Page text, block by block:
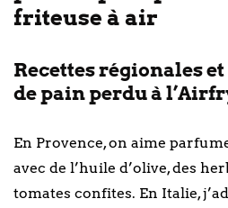
friteuse à air
Recettes régionales
de pain perdu à
En Provence, on aime
avec de l’huile d’olive, des
tomates confites. En Italie,